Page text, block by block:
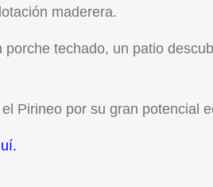
maderera.
techado, un patio
Pirineo por su gran potencial